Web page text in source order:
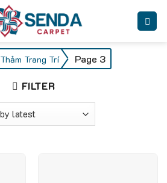
Thảm Trang Trí / Page 3
FILTER